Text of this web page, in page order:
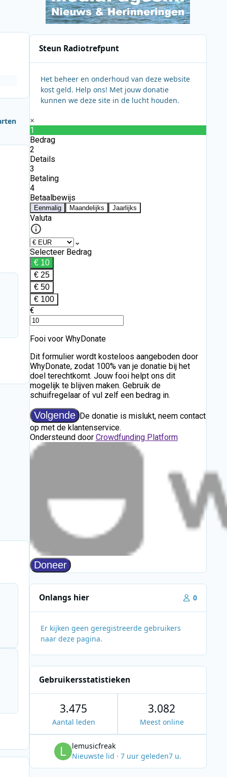
Steun Radiotrefpunt
Het beheer en onderhoud van deze website
kost geld. Help ons! Met jouw donatie
kunnen we deze site in de lucht houden.
Onlangs hier 0
Er kijken geen geregistreerde gebruikers
naar deze pagina.
Gebruikersstatistieken
3.475
Aantal leden
3.082
Meest online
lemusicfreak
Nieuwste lid ·7 uur geleden7 u.